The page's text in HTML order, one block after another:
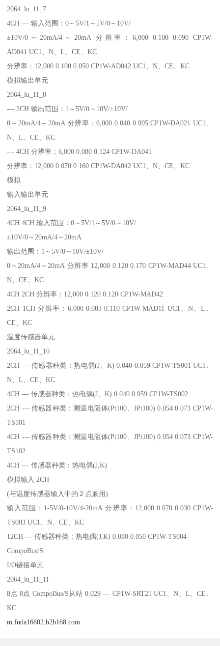
2064_lu_11_7
4CH --- 输入范围：0～5V/1～5V/0～10V/
±10V/0～20mA/4～20mA 分辨率：6,000 0.100 0.090 CP1W-
AD041 UC1、N、L、CE、KC
分辨率：12,000 0.100 0.050 CP1W-AD042 UC1、N、CE、KC
模拟输出单元
2064_lu_11_8
--- 2CH 输出范围：1～5V/0～10V/±10V/
0～20mA/4～20mA 分辨率：6,000 0.040 0.095 CP1W-DA021 UC1、
N、L、CE、KC
--- 4CH 分辨率：6,000 0.080 0.124 CP1W-DA041
分辨率：12,000 0.070 0.160 CP1W-DA042 UC1、N、CE、KC
模拟
输入输出单元
2064_lu_11_9
4CH 4CH 输入范围：0～5V/1～5V/0～10V/
±10V/0～20mA/4～20mA
输出范围：1～5V/0～10V/±10V/
0～20mA/4～20mA 分辨率 12,000 0.120 0.170 CP1W-MAD44 UC1、
N、CE、KC
4CH 2CH 分辨率：12,000 0.120 0.120 CP1W-MAD42
2CH 1CH 分辨率：6,000 0.083 0.110 CP1W-MAD11 UC1、N、L、
CE、KC
温度传感器单元
2064_lu_11_10
2CH --- 传感器种类：热电偶(J、K) 0.040 0.059 CP1W-TS001 UC1、
N、L、CE、KC
4CH --- 传感器种类：热电偶(J、K) 0.040 0.059 CP1W-TS002
2CH --- 传感器种类：测温电阻体(Pt100、JPt100) 0.054 0.073 CP1W-
TS101
4CH --- 传感器种类：测温电阻体(Pt100、JPt100) 0.054 0.073 CP1W-
TS102
4CH --- 传感器种类：热电偶(J,K)
模拟输入 2CH
(与温度传感器输入中的２点兼用)
输入范围：1-5V/0-10V/4-20mA 分辨率：12,000 0.070 0.030 CP1W-
TS003 UC1、N、CE、KC
12CH --- 传感器种类：热电偶(J,K) 0.080 0.050 CP1W-TS004
CompoBus/S
I/O链接单元
2064_lu_11_11
8点 8点 CompoBus/S从站 0.029 --- CP1W-SRT21 UC1、N、L、CE、
KC
m.fuda16602.b2b168.com